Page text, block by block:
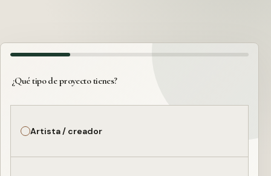
¿Qué tipo de proyecto tienes?
Artista / creador